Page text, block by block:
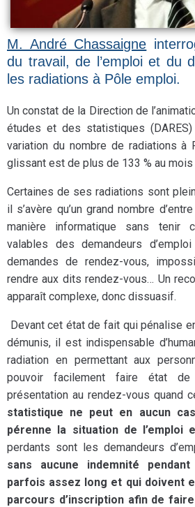
M. André Chassaigne
du travail, de l’emploi et du
les radiations à Pôle emploi.
Un constat de la Direction de
études et des statistiques
variation du nombre de radiations à
glissant est de plus de 133 % au mois
Certaines de ses radiations sont
il s’avère qu’un grand nombre
manière informatique sans tenir
valables des demandeurs
demandes de rendez-vous,
rendre aux dits rendez-vous… Un
apparaît complexe, donc dissuasif.
Devant cet état de fait qui pénalise
démunis, il est indispensable
radiation en permettant aux
pouvoir facilement faire état
présentation au rendez-vous quand
statistique ne peut en aucun
pérenne la situation de l’emploi
perdants sont les demandeurs
sans aucune indemnité
parfois assez long et qui doivent
parcours d’inscription afin de